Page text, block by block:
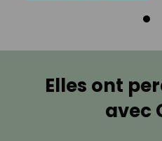
Elles ont
avec